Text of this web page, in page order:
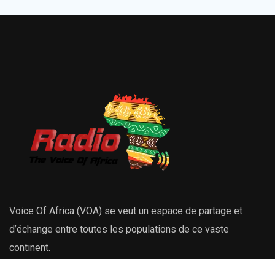
Voice Of Africa (VOA) se veut un espace de partage et
d’échange entre toutes les populations de ce vaste
continent.